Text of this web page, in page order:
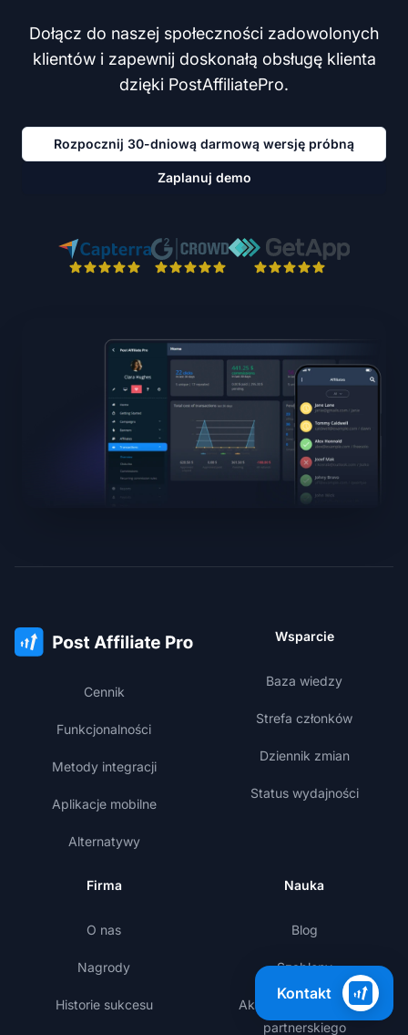
Dołącz do naszej społeczności zadowolonych
klientów i zapewnij doskonałą obsługę klienta
dzięki PostAffiliatePro.
Rozpocznij 30-dniową darmową wersję próbną
Zaplanuj demo
Cennik
Funkcjonalności
Metody integracji
Aplikacje mobilne
Alternatywy
Wsparcie
Baza wiedzy
Strefa członków
Dziennik zmian
Status wydajności
Firma
O nas
Nagrody
Historie sukcesu
Nauka
Blog
Szablony
Akademia marketingu
partnerskiego
Kontakt